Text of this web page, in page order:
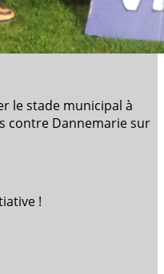
le stade municipal à
contre Dannemarie sur
!